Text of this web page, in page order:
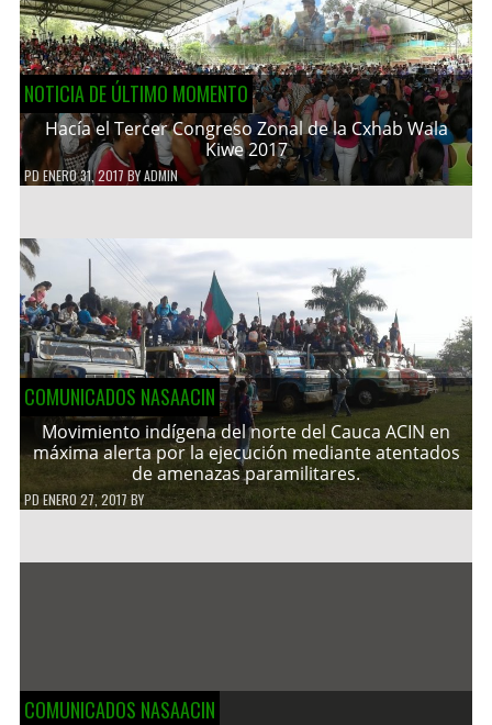
NOTICIA DE ÚLTIMO MOMENTO
Hacía el Tercer Congreso Zonal de la Cxhab Wala
Kiwe 2017
PDENERO 31, 2017 BYADMIN
COMUNICADOS NASAACIN
Movimiento indígena del norte del Cauca ACIN en
máxima alerta por la ejecución mediante atentados
de amenazas paramilitares.
PDENERO 27, 2017 BY
COMUNICADOS NASAACIN